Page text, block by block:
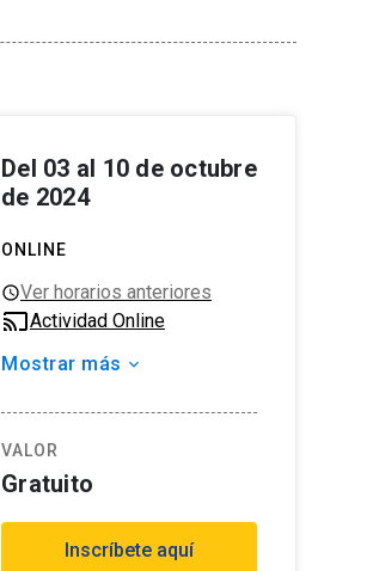
Del 03 al 10 de octubre
de 2024
ONLINE
Ver horarios anteriores
Actividad Online
Organizador
Centro de Desarrollo Urbano
Mostrar más
VALOR
Gratuito
Inscríbete aquí